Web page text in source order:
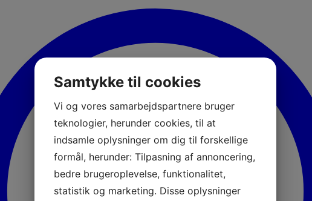
Samtykke til cookies
Vi og vores samarbejdspartnere bruger
teknologier, herunder cookies, til at
indsamle oplysninger om dig til forskellige
formål, herunder: Tilpasning af annoncering,
bedre brugeroplevelse, funktionalitet,
statistik og marketing. Disse oplysninger